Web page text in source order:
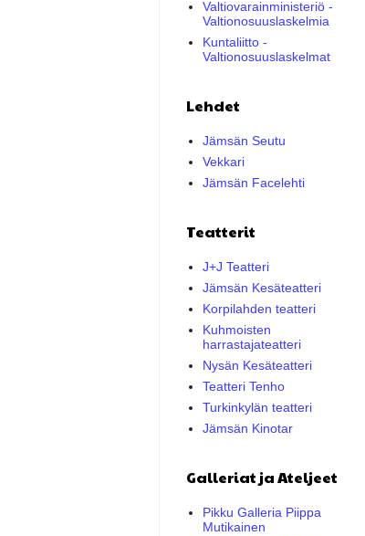
Valtiovarainministeriö -
Valtionosuuslaskelmia
Kuntaliitto -
Valtionosuuslaskelmat
Lehdet
Jämsän Seutu
Vekkari
Jämsän Facelehti
Teatterit
J+J Teatteri
Jämsän Kesäteatteri
Korpilahden teatteri
Kuhmoisten
harrastajateatteri
Nysän Kesäteatteri
Teatteri Tenho
Turkinkylän teatteri
Jämsän Kinotar
Galleriat ja Ateljeet
Pikku Galleria Piippa
Mutikainen